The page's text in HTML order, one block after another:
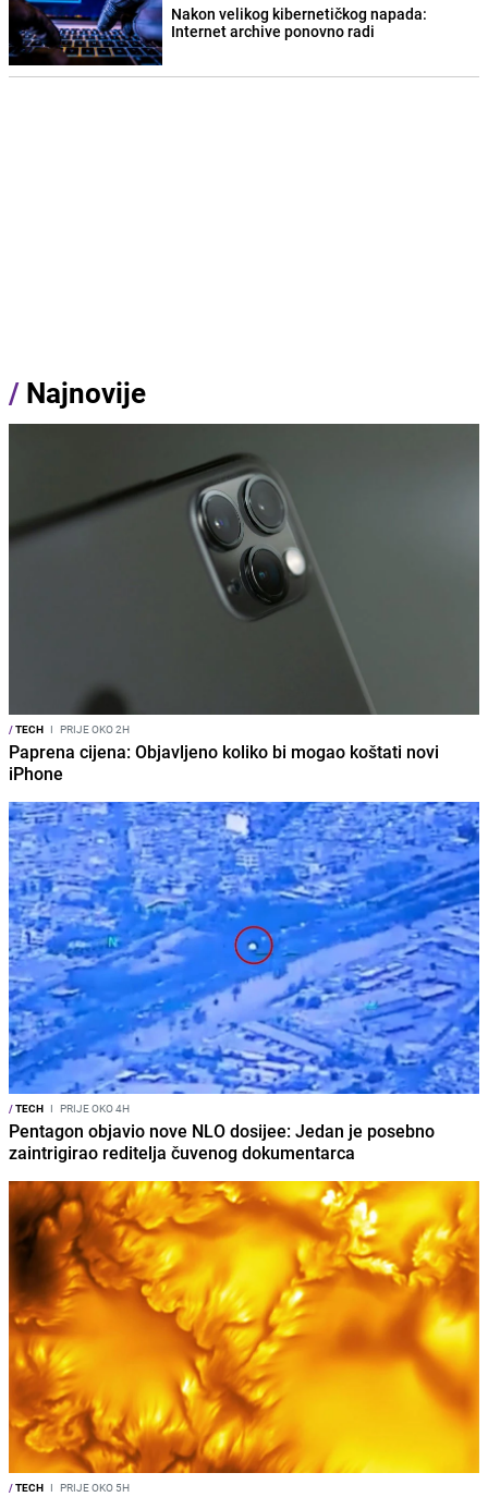
Nakon velikog kibernetičkog napada:
Internet archive ponovno radi
/ Najnovije
/TECH I PRIJE OKO 2H
Paprena cijena: Objavljeno koliko bi mogao koštati novi
iPhone
/TECH I PRIJE OKO 4H
Pentagon objavio nove NLO dosijee: Jedan je posebno
zaintrigirao reditelja čuvenog dokumentarca
/TECH I PRIJE OKO 5H